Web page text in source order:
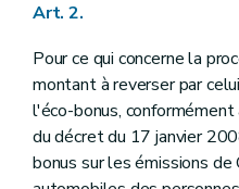
Art. 2.
Pour ce qui concerne la
montant à reverser par
l'éco-bonus,
du décret du 17 janvier
bonus sur les émissions